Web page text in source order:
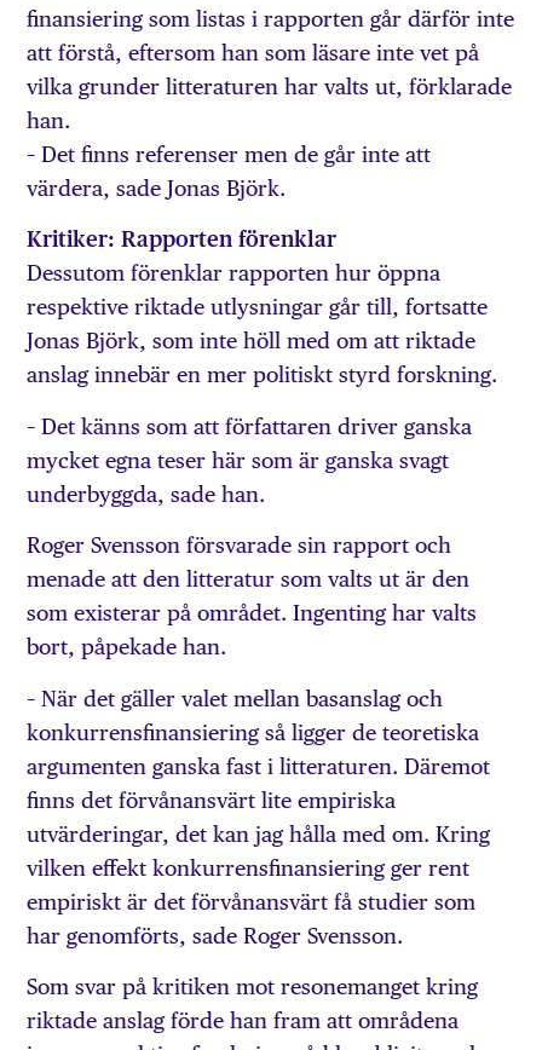
finansiering som listas i rapporten går därför inte
att förstå, eftersom han som läsare inte vet på
vilka grunder litteraturen har valts ut, förklarade
han.
– Det finns referenser men de går inte att
värdera, sade Jonas Björk.
Kritiker: Rapporten förenklar
Dessutom förenklar rapporten hur öppna
respektive riktade utlysningar går till, fortsatte
Jonas Björk, som inte höll med om att riktade
anslag innebär en mer politiskt styrd forskning.
– Det känns som att författaren driver ganska
mycket egna teser här som är ganska svagt
underbyggda, sade han.
Roger Svensson försvarade sin rapport och
menade att den litteratur som valts ut är den
som existerar på området. Ingenting har valts
bort, påpekade han.
– När det gäller valet mellan basanslag och
konkurrensfinansiering så ligger de teoretiska
argumenten ganska fast i litteraturen. Däremot
finns det förvånansvärt lite empiriska
utvärderingar, det kan jag hålla med om. Kring
vilken effekt konkurrensfinansiering ger rent
empiriskt är det förvånansvärt få studier som
har genomförts, sade Roger Svensson.
Som svar på kritiken mot resonemanget kring
riktade anslag förde han fram att områdena